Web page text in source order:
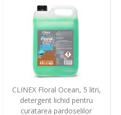
CLINEX Floral Ocean, 5 litri,
detergent lichid pentru
curatarea pardoselilor